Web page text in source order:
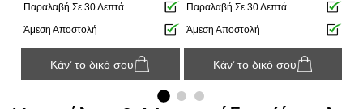
Παραλαβή Σε 30 Λεπτά
Άμεση Αποστολή
Κάν’ το δικό σου
Παραλαβή Σε 30 Λεπτά
Άμεση Αποστολή
Κάν’ το δικό σου